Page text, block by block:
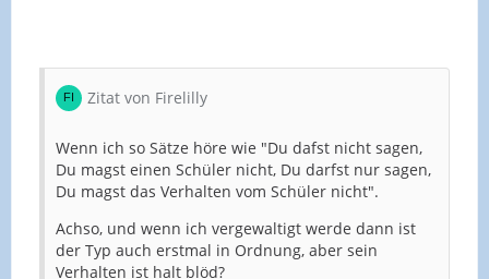
Zitat von Firelilly
Wenn ich so Sätze höre wie "Du dafst nicht sagen,
Du magst einen Schüler nicht, Du darfst nur sagen,
Du magst das Verhalten vom Schüler nicht".
Achso, und wenn ich vergewaltigt werde dann ist
der Typ auch erstmal in Ordnung, aber sein
Verhalten ist halt blöd?